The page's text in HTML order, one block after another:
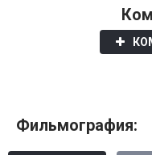
Фильмография: